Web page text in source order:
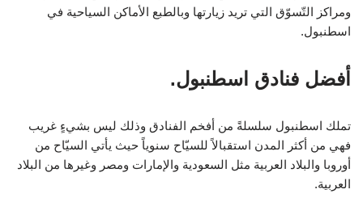
ومراكز التّسوّق التي تريد زيارتها وبالطبع الأماكن السياحية في
اسطنبول.
أفضل فنادق اسطنبول.
تملك اسطنبول سلسلةً من أفخم الفنادق وذلك ليس بشيءٍ غريب
فهي من أكثر المدن استقبالاً للسيّاح سنوياً حيث يأتي السيّاح من
أوروبا والبلاد العربية مثل السعودية والإمارات ومصر وغيرها من البلاد
العربية.